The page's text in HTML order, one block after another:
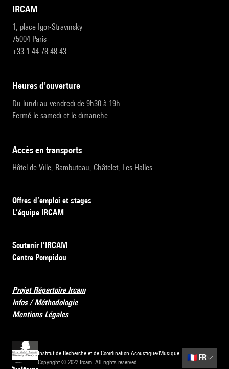
IRCAM
1, place Igor-Stravinsky
75004 Paris
+33 1 44 78 48 43
heures d'ouverture
Du lundi au vendredi de 9h30 à 19h
Fermé le samedi et le dimanche
accès en transports
Hôtel de Ville, Rambuteau, Châtelet, Les Halles
Offres d’emploi et stages
L’équipe IRCAM
Soutenir l’IRCAM
Centre Pompidou
Projet Répertoire Ircam
Infos / Méthodologie
Mentions Légales
Institut de Recherche et de Coordination Acoustique/Musique
Copyright © 2022 Ircam. All rights reserved.
🇫🇷 FR